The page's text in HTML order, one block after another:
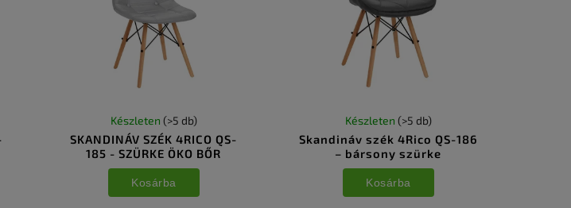
SKANDINÁV SZÉK 4RICO QS-
185 - SZÜRKE ÖKO BŐR
Készleten (>5 db)
Kosárba
Skandináv szék 4Rico QS-186
– bársony szürke
Készleten (>5 db)
Kosárba